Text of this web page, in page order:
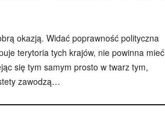
okazją. Widać poprawność polityczna
terytoria tych krajów, nie powinna mieć
się tym samym prosto w twarz tym,
zawodzą…